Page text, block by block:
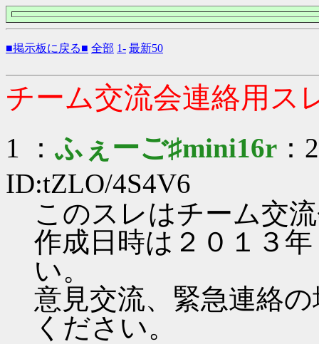
■掲示板に戻る■ 全部 1- 最新50
チーム交流会連絡用ス
1 ：ふぇーご♯mini16r
ID:tZLO/4S4V6
このスレはチーム交
作成日時は２０１３
い。
意見交流、緊急連絡
ください。